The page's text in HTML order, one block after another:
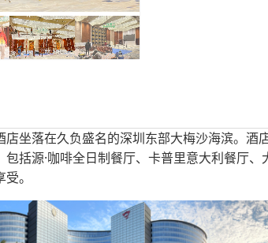
店坐落在久负盛名的深圳东部大梅沙海滨。酒
包括源·咖啡全日制餐厅、卡普里意大利餐厅
。